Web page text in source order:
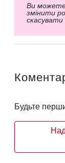
Ви
змінити
скасувати
Будьте